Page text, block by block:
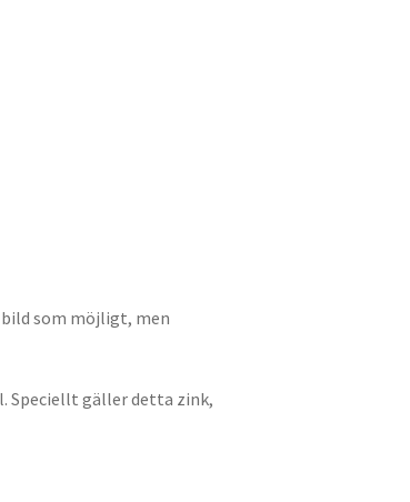
som möjligt, men
Speciellt gäller detta zink,